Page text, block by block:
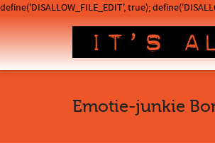
define('DISALLOW_FILE_EDIT', true);
Emotie-junkie